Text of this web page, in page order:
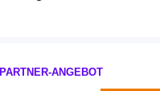
PARTNER-ANGEBOT